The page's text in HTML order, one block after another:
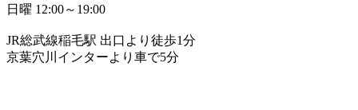
日曜 12:00～19:00
JR総武線稲毛駅 出口より徒歩1分
京葉穴川インターより車で5分